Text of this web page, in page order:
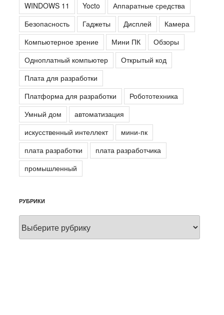
WINDOWS 11
Yocto
Аппаратные средства
Безопасность
Гаджеты Дисплей
Камера
Компьютерное зрение
Мини ПК
Обзоры
Одноплатный компьютер
Открытый код
Плата для разработки
Платформа для разработки
Робототехника
Умный дом
автоматизация
искусственный интеллект
мини-пк
плата разработки
плата разработчика
промышленный
РУБРИКИ
Рубрики